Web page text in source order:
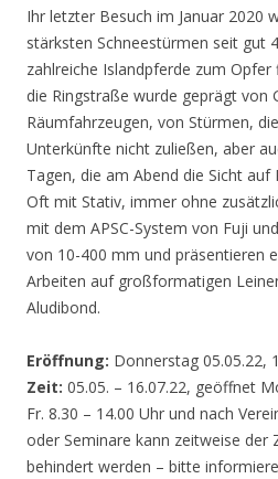
Ihr letzter Besuch im Januar 2020
stärksten Schneestürmen seit gut
zahlreiche Islandpferde zum
die Ringstraße wurde geprägt von
Räumfahrzeugen, von Stürmen,
Unterkünfte nicht zuließen, aber
Tagen, die am Abend die Sicht
Oft mit Stativ, immer ohne
mit dem APSC-System von Fuji
von 10-400 mm und präsentieren
Arbeiten auf großformatigen
Aludibond.
Eröffnung: Donnerstag 05.05.22,
Zeit: 05.05. – 16.07.22, geöffnet
Fr. 8.30 – 14.00 Uhr und nach
oder Seminare kann zeitweise der
behindert werden – bitte